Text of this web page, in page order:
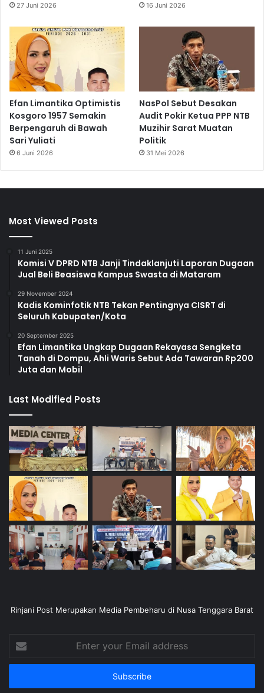
27 Juni 2026 16 Juni 2026
Efan Limantika Optimistis
Kosgoro 1957 Semakin
Berpengaruh di Bawah
Sari Yuliati
6 Juni 2026
NasPol Sebut Desakan
Audit Pokir Ketua PPP NTB
Muzihir Sarat Muatan
Politik
31 Mei 2026
Most Viewed Posts
11 Juni 2025
Komisi V DPRD NTB Janji Tindaklanjuti Laporan Dugaan
Jual Beli Beasiswa Kampus Swasta di Mataram
29 November 2024
Kadis Kominfotik NTB Tekan Pentingnya CISRT di
Seluruh Kabupaten/Kota
20 September 2025
Efan Limantika Ungkap Dugaan Rekayasa Sengketa
Tanah di Dompu, Ahli Waris Sebut Ada Tawaran Rp200
Juta dan Mobil
Last Modified Posts
Rinjani Post Merupakan Media Pembeharu di Nusa Tenggara Barat
your
Email